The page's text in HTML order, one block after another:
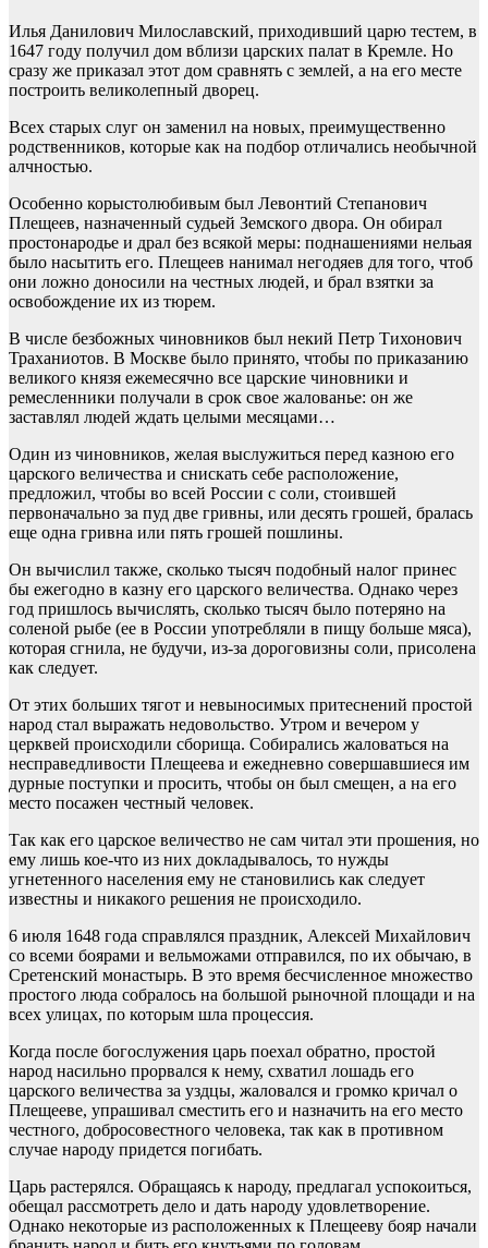
Илья Данилович Милославский, приходивший царю тестем, в
1647 году получил дом вблизи царских палат в Кремле. Но
сразу же приказал этот дом сравнять с землей, а на его месте
построить великолепный дворец.
Всех старых слуг он заменил на новых, преимущественно
родственников, которые как на подбор отличались необычной
алчностью.
Особенно корыстолюбивым был Левонтий Степанович
Плещеев, назначенный судьей Земского двора. Он обирал
простонародье и драл без всякой меры: поднашениями нельая
было насытить его. Плещеев нанимал негодяев для того, чтоб
они ложно доносили на честных людей, и брал взятки за
освобождение их из тюрем.
В числе безбожных чиновников был некий Петр Тихонович
Траханиотов. В Москве было принято, чтобы по приказанию
великого князя ежемесячно все царские чиновники и
ремесленники получали в срок свое жалованье: он же
заставлял людей ждать целыми месяцами…
Один из чиновников, желая выслужиться перед казною его
царского величества и снискать себе расположение,
предложил, чтобы во всей России с соли, стоившей
первоначально за пуд две гривны, или десять грошей, бралась
еще одна гривна или пять грошей пошлины.
Он вычислил также, сколько тысяч подобный налог принес
бы ежегодно в казну его царского величества. Однако через
год пришлось вычислять, сколько тысяч было потеряно на
соленой рыбe (eе в России употребляли в пищу больше мяса),
которая сгнила, не будучи, из-за дороговизны соли, присолена
как следует.
От этих больших тягот и невыносимых притеснений простой
народ стал выражать недовольство. Утром и вечером у
церквей происходили сборища. Собирались жаловаться на
несправедливости Плещеева и ежедневно совершавшиеся им
дурные поступки и просить, чтобы он был смещен, а на его
место посажен честный человек.
Так как его царское величество не сам читал эти прошения, но
ему лишь кое-что из них докладывалось, то нужды
угнетенного населения ему не становились как следует
известны и никакого решения не происходило.
6 июля 1648 года справлялся праздник, Алексей Михайлович
со всеми боярами и вельможами отправился, по их обычаю, в
Сретенский монастырь. В это время бесчисленное множество
простого люда собралось на большой рыночной площади и на
всех улицах, по которым шла процессия.
Когда после богослужения царь поехал обратно, простой
народ насильно прорвался к нему, схватил лошадь его
царского величества за уздцы, жаловался и громко кричал о
Плещееве, упрашивал сместить его и назначить на его место
честного, добросовестного человека, так как в противном
случае народу придется погибать.
Царь растерялся. Обращаясь к народу, предлагал успокоиться,
обещал рассмотреть дело и дать народу удовлетворение.
Однако некоторые из расположенных к Плещееву бояр начали